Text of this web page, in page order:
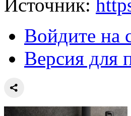
Источник:
Войдите на
Версия для